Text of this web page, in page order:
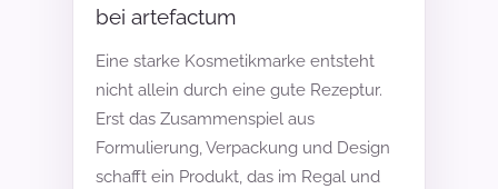
bei artefactum
Eine starke Kosmetikmarke entsteht
nicht allein durch eine gute Rezeptur.
Erst das Zusammenspiel aus
Formulierung, Verpackung und Design
schafft ein Produkt, das im Regal und